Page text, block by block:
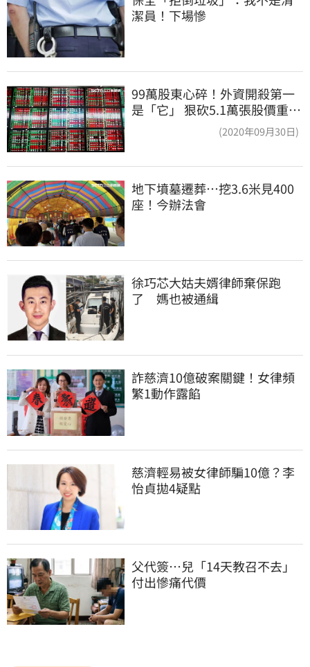
潔員！下場慘
99萬股東心碎！外資開殺第一
是「它」 狠砍5.1萬張股價重挫
(2020年09月30日)
地下墳墓遷葬…挖3.6米見400
座！今辦法會
徐巧芯大姑夫婿律師棄保跑
了　媽也被通緝
詐慈濟10億破案關鍵！女律頻
繁1動作露餡
慈濟輕易被女律師騙10億？李
怡貞拋4疑點
父代簽…兒「14天教召不去」
付出慘痛代價